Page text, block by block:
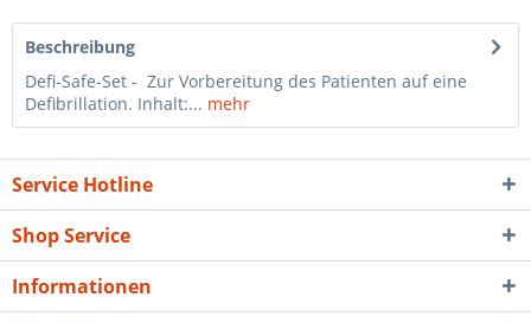
Beschreibung
Defi-Safe-Set - Zur Vorbereitung des Patienten auf eine
Defibrillation. Inhalt:... mehr
Service Hotline
Shop Service
Informationen